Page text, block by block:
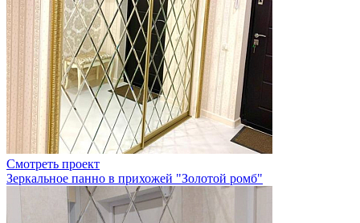
Смотреть проект
Зеркальное панно в прихожей "Золотой ромб"